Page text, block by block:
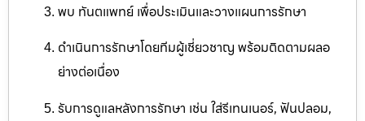
พบ ทันตแพทย์ เพื่อประเมินและวางแผนการรักษา
ดำเนินการรักษาโดยทีมผู้เชี่ยวชาญ พร้อมติดตามผลอ
ย่างต่อเนื่อง
รับการดูแลหลังการรักษา เช่น ใส่รีเทนเนอร์, ฟันปลอม,